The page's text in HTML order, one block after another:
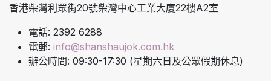
香港柴灣利眾街20號柴灣中心工業大廈22樓A2室
電話: 2392 6288
電郵: info@shanshaujok.com.hk
辦公時間: 09:30-17:30 (星期六日及公眾假期休息)